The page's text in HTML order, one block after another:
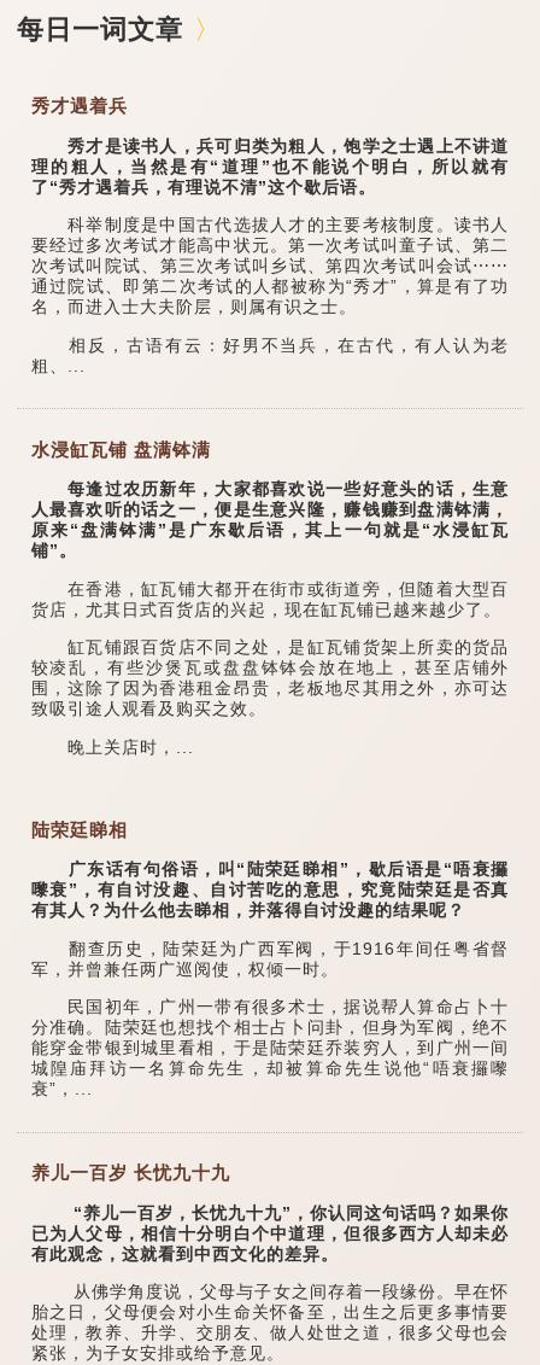
每日一词文章
秀才遇着兵
秀才是读书人，兵可归类为粗人，饱学之士遇上不讲道
理的粗人，当然是有“道理”也不能说个明白，所以就有
了“秀才遇着兵，有理说不清”这个歇后语。
科举制度是中国古代选拔人才的主要考核制度。读书人
要经过多次考试才能高中状元。第一次考试叫童子试、第二
次考试叫院试、第三次考试叫乡试、第四次考试叫会试⋯⋯
通过院试、即第二次考试的人都被称为“秀才”，算是有了功
名，而进入士大夫阶层，则属有识之士。
相反，古语有云：好男不当兵，在古代，有人认为老
粗、...
水浸缸瓦铺 盘满钵满
每逢过农历新年，大家都喜欢说一些好意头的话，生意
人最喜欢听的话之一，便是生意兴隆，赚钱赚到盘满钵满，
原来“盘满钵满”是广东歇后语，其上一句就是“水浸缸瓦
铺”。
在香港，缸瓦铺大都开在街市或街道旁，但随着大型百
货店，尤其日式百货店的兴起，现在缸瓦铺已越来越少了。
缸瓦铺跟百货店不同之处，是缸瓦铺货架上所卖的货品
较凌乱，有些沙煲瓦或盘盘钵钵会放在地上，甚至店铺外
围，这除了因为香港租金昂贵，老板地尽其用之外，亦可达
致吸引途人观看及购买之效。
晚上关店时，...
陆荣廷睇相
广东话有句俗语，叫“陆荣廷睇相”，歇后语是“唔衰攞
嚟衰”，有自讨没趣、自讨苦吃的意思，究竟陆荣廷是否真
有其人？为什么他去睇相，并落得自讨没趣的结果呢？
翻查历史，陆荣廷为广西军阀，于1916年间任粤省督
军，并曾兼任两广巡阅使，权倾一时。
民国初年，广州一带有很多术士，据说帮人算命占卜十
分准确。陆荣廷也想找个相士占卜问卦，但身为军阀，绝不
能穿金带银到城里看相，于是陆荣廷乔装穷人，到广州一间
城隍庙拜访一名算命先生，却被算命先生说他“唔衰攞嚟
衰”，...
养儿一百岁 长忧九十九
“养儿一百岁，长忧九十九”，你认同这句话吗？如果你
已为人父母，相信十分明白个中道理，但很多西方人却未必
有此观念，这就看到中西文化的差异。
从佛学角度说，父母与子女之间存着一段缘份。早在怀
胎之日，父母便会对小生命关怀备至，出生之后更多事情要
处理，教养、升学、交朋友、做人处世之道，很多父母也会
紧张，为子女安排或给予意见。